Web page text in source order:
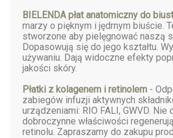
BIELENDA płat anatomiczny do
marzy o pięknym i jędrnym biuście.
stworzone aby pielęgnować naszą
Dopasowują się do jego kształtu.
używaniu. Dają widoczne efekty
jakości skóry.
Płatki z kolagenem i retinolem -
zabiegów infuzji aktywnych
urządzeniami: RIO FALI, GWVD. Nie
dobroczynne właściwości
retinolu. Zapraszamy do zakupu